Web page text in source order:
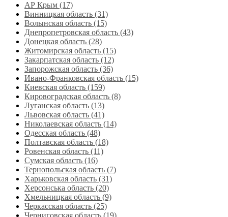
АР Крым (17)
Винницкая область (31)
Волынская область (15)
Днепропетровская область‎ (43)
Донецкая область (28)
Житомирская область (15)
Закарпатская область (12)
Запорожская область (36)
Ивано-Франковская область (15)
Киевская область (159)
Кировоградская область (8)
Луганская область‎ (13)
Львовская область‎ (41)
Николаевская область‎ (14)
Одесская область‎ (48)
Полтавская область (18)
Ровенская область‎ (11)
Сумская область‎ (16)
Тернопольская область‎ (7)
Харьковская область‎ (31)
Херсонська область‎ (20)
Хмельницкая область‎ (9)
Черкасская область‎ (25)
Черниговская область (19)